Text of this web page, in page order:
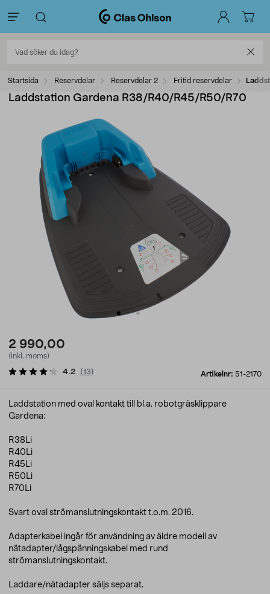
Startsida Reservdelar Reservdelar 2 Fritid reservdelar
Laddstation Gardena R38/R40/R45/R50/R70
2 990,00
(inkl. moms)
Artikelnr: 51-2170
4.2 (13)
Laddstation med oval kontakt till bl.a. robotgräsklippare
Gardena:
R38Li
R40Li
R45Li
R50Li
R70Li
Svart oval strömanslutningskontakt t.o.m. 2016.
Adapterkabel ingår för användning av äldre modell av
nätadapter/lågspänningskabel med rund
strömanslutningskontakt.
Laddare/nätadapter säljs separat.